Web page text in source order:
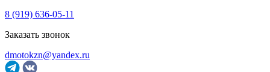
8 (919) 636-05-11
Заказать звонок
dmotokzn@yandex.ru